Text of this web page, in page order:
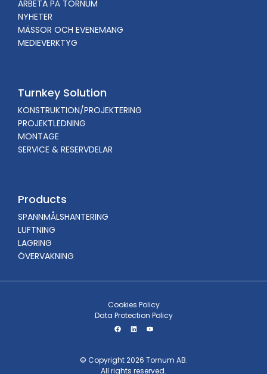
ARBETA PÅ TORNUM
NYHETER
MÄSSOR OCH EVENEMANG
MEDIEVERKTYG
Turnkey Solution
KONSTRUKTION/PROJEKTERING
PROJEKTLEDNING
MONTAGE
SERVICE & RESERVDELAR
Products
SPANNMÅLSHANTERING
LUFTNING
LAGRING
ÖVERVAKNING
© Copyright 2026 Tornum AB.
All rights reserved.
Cookies Policy
Data Protection Policy